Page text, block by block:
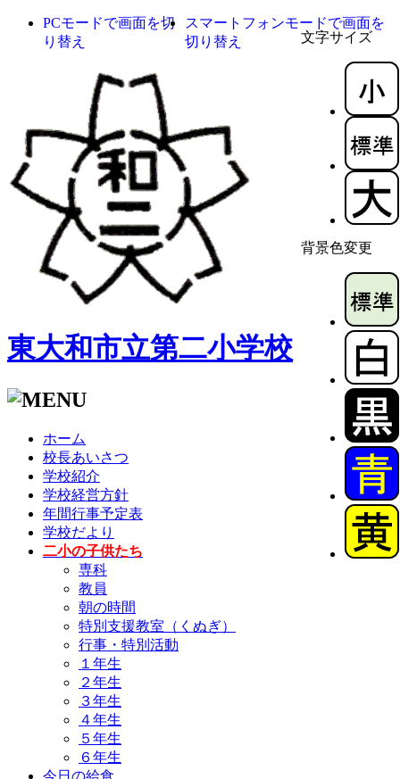
文字サイズ
背景色変更
PCモードで画面を切
り替え
スマートフォンモードで画面を
切り替え
東大和市立第二小学校
ホーム
校長あいさつ
学校紹介
学校経営方針
年間行事予定表
学校だより
二小の子供たち
専科
教員
朝の時間
特別支援教室（くぬぎ）
行事・特別活動
１年生
２年生
３年生
４年生
５年生
６年生
今日の給食